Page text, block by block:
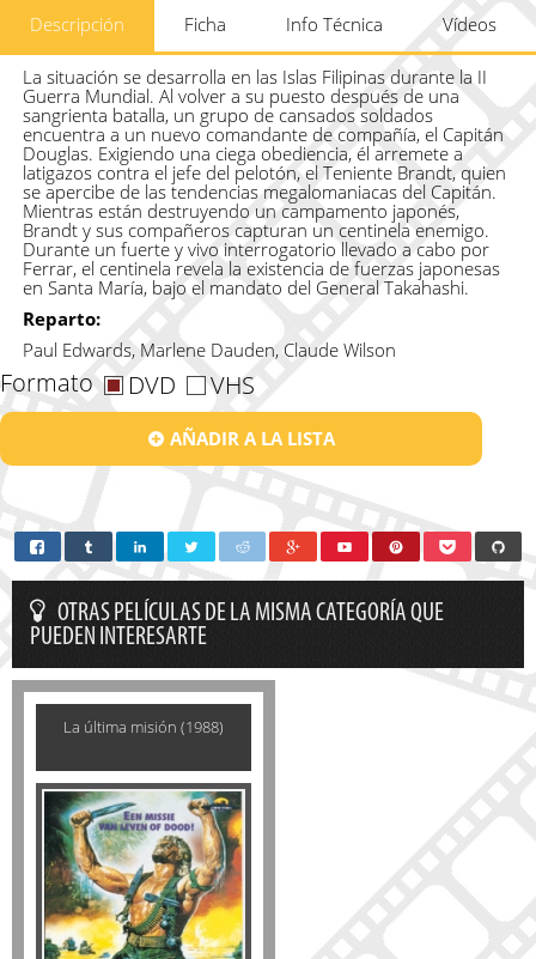
Descripción Ficha Info Técnica Vídeos
La situación se desarrolla en las Islas Filipinas durante la II
Guerra Mundial. Al volver a su puesto después de una
sangrienta batalla, un grupo de cansados soldados
encuentra a un nuevo comandante de compañía, el Capitán
Douglas. Exigiendo una ciega obediencia, él arremete a
latigazos contra el jefe del pelotón, el Teniente Brandt, quien
se apercibe de las tendencias megalomaniacas del Capitán.
Mientras están destruyendo un campamento japonés,
Brandt y sus compañeros capturan un centinela enemigo.
Durante un fuerte y vivo interrogatorio llevado a cabo por
Ferrar, el centinela revela la existencia de fuerzas japonesas
en Santa María, bajo el mandato del General Takahashi.
Reparto:
Paul Edwards, Marlene Dauden, Claude Wilson
Formato DVD VHS
AÑADIR A LA LISTA
OTRAS PELÍCULAS DE LA MISMA CATEGORÍA QUE
PUEDEN INTERESARTE
La última misión (1988)